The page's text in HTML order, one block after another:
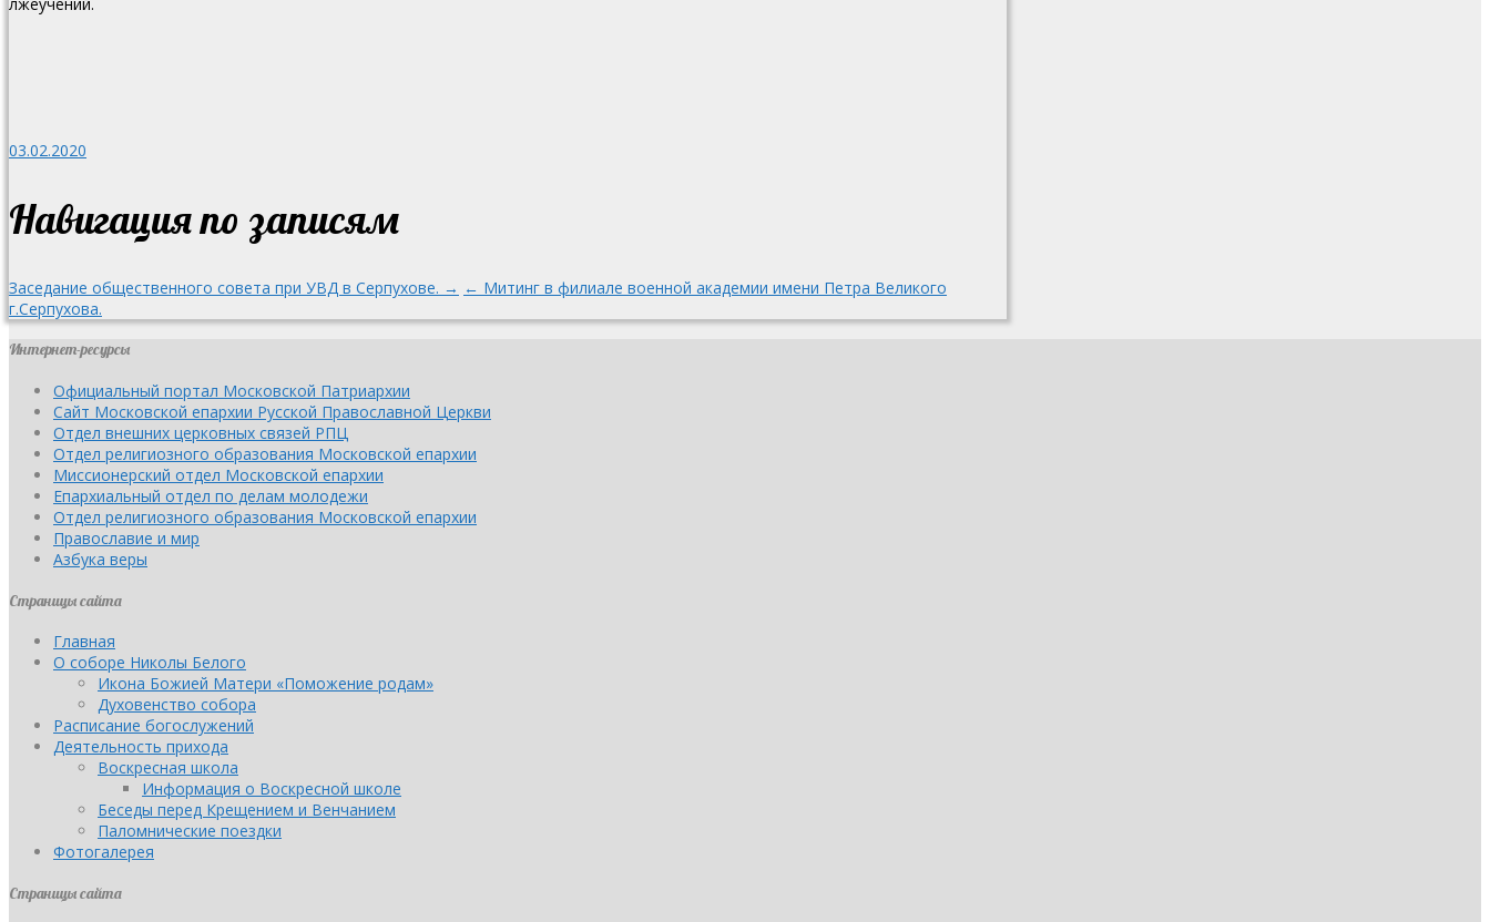
03.02.2020
Навигация по записям
Заседание общественного совета при УВД в Серпухове. → ← Митинг в филиале военной академии имени Петра Великого
г.Серпухова.
Интернет-ресурсы
Официальный портал Московской Патриархии
Сайт Московской епархии Русской Православной Церкви
Отдел внешних церковных связей РПЦ
Отдел религиозного образования Московской епархии
Миссионерский отдел Московской епархии
Епархиальный отдел по делам молодежи
Отдел религиозного образования Московской епархии
Православие и мир
Азбука веры
Страницы сайта
Главная
О соборе Николы Белого
Икона Божией Матери «Поможение родам»
Духовенство собора
Расписание богослужений
Деятельность прихода
Воскресная школа
Информация о Воскресной школе
Беседы перед Крещением и Венчанием
Паломнические поездки
Фотогалерея
Страницы сайта